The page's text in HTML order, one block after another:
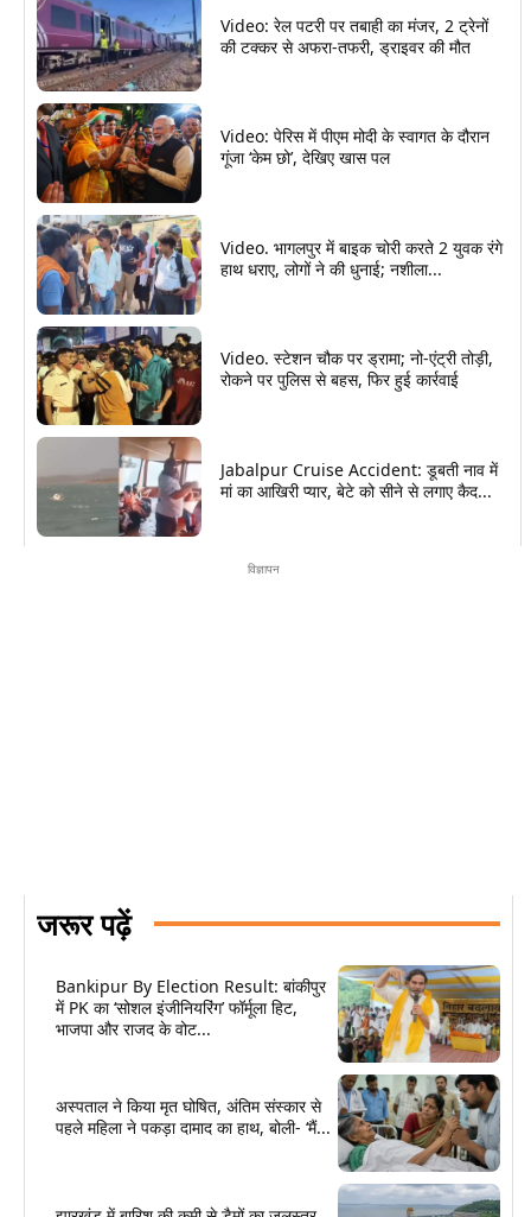
Video: रेल पटरी पर तबाही का मंजर, 2 ट्रेनों
की टक्कर से अफरा-तफरी, ड्राइवर की मौत
Video: पेरिस में पीएम मोदी के स्वागत के दौरान
गूंजा ‘केम छो’, देखिए खास पल
Video. भागलपुर में बाइक चोरी करते 2 युवक रंगे
हाथ धराए, लोगों ने की धुनाई; नशीला...
Video. स्टेशन चौक पर ड्रामा; नो-एंट्री तोड़ी,
रोकने पर पुलिस से बहस, फिर हुई कार्रवाई
Jabalpur Cruise Accident: डूबती नाव में
मां का आखिरी प्यार, बेटे को सीने से लगाए कैद...
विज्ञापन
जरूर पढ़ें
Bankipur By Election Result: बांकीपुर
में PK का ‘सोशल इंजीनियरिंग’ फॉर्मूला हिट,
भाजपा और राजद के वोट...
अस्पताल ने किया मृत घोषित, अंतिम संस्कार से
पहले महिला ने पकड़ा दामाद का हाथ, बोली- ‘मैं...